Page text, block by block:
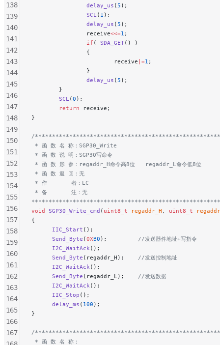
                delay_us
( 5 );
                SCL
( 1 );
                delay_us
( 5 );
                receive
<<=1 ;
                if
( SDA_GET() )
                {
                        receive
|=1 ;
                }
                delay_us
( 5 );
        }
        SCL
(0 );
		return
receive;
}
/
* 函 数 名 称：SGP30_Write
* 函 数 说 明：SGP30写命令
* 函 数 形 参：regaddr_H命令高8位   regaddr_L命令低8位
* 函 数 返 回：无
* 作       者：LC
* 备       注：无
void SGP30_Write_cmd ( uint8_t regaddr_H , uint8_t
{
	  IIC_Start
();
	  Send_Byte
(0XB0 );
         //发送器件地址+写指令
	  I2C_WaitAck
();
	  Send_Byte
(regaddr_H);
    //发送控制地址
	  I2C_WaitAck
();
	  Send_Byte
(regaddr_L);
    //发送数据
	  I2C_WaitAck
();
	  IIC_Stop
();
	  delay_ms
( 100 );
}
/
* 函 数 名 称：
138
139
140
141
142
143
144
145
146
147
148
149
150
151
152
153
154
155
156
157
158
159
160
161
162
163
164
165
166
167